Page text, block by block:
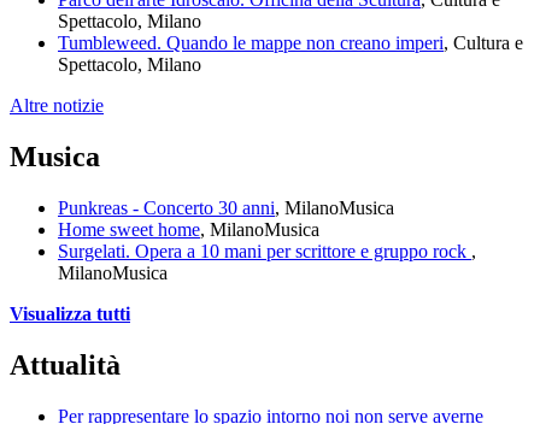
Spettacolo, Milano
Tumbleweed. Quando le mappe non creano imperi, Cultura e
Spettacolo, Milano
Altre notizie
Musica
Punkreas - Concerto 30 anni, MilanoMusica
Home sweet home, MilanoMusica
Surgelati. Opera a 10 mani per scrittore e gruppo rock ,
MilanoMusica
Visualizza tutti
Attualità
Per rappresentare lo spazio intorno noi non serve averne